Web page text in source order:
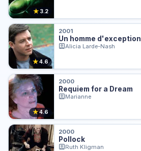
★ 3.2
★4.6
2001
Un homme d'exception
Alicia Larde-Nash
★4.6
2000
Requiem for a Dream
Marianne
2000
Pollock
Ruth Kligman